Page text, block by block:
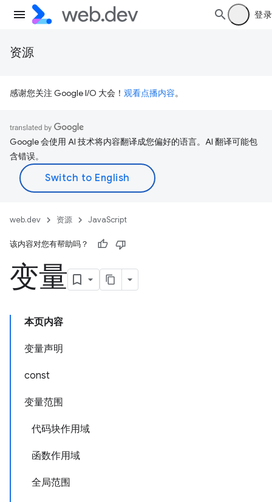
登录
资源
感谢您关注 Google I/O 大会！ 观看点播内容。
Google 会使用 AI 技术将内容翻译成您偏好的语言。AI 翻译可能包
含错误。
web.dev 资源 JavaScript
该内容对您有帮助吗？
变量
本页内容
变量声明
const
变量范围
代码块作用域
函数作用域
全局范围